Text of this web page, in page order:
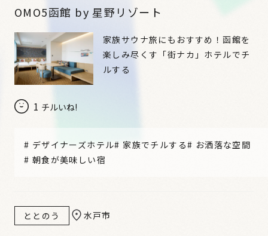
OMO5函館 by 星野リゾート
1 チルいね!
家族サウナ旅にもおすすめ！函館を
楽しみ尽くす「街ナカ」ホテルでチ
ルする
# デザイナーズホテル# 家族でチルする# お洒落な空間
# 朝食が美味しい宿
ととのう 水戸市